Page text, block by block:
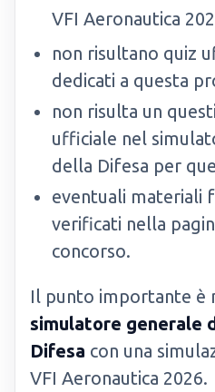
VFI Aeronautica
non risultano quiz
dedicati a questa
non risulta un
ufficiale nel
della Difesa per
eventuali materiali
verificati nella
concorso.
Il punto importante è
simulatore generale
Difesa con una
VFI Aeronautica 2026.